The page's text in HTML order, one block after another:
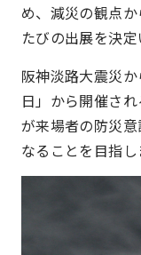
め、減災の観点
たびの出展を決定
阪神淡路大震災
日」から開催さ
が来場者の防災
なることを目指し